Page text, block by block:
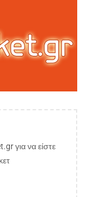
για να είστε